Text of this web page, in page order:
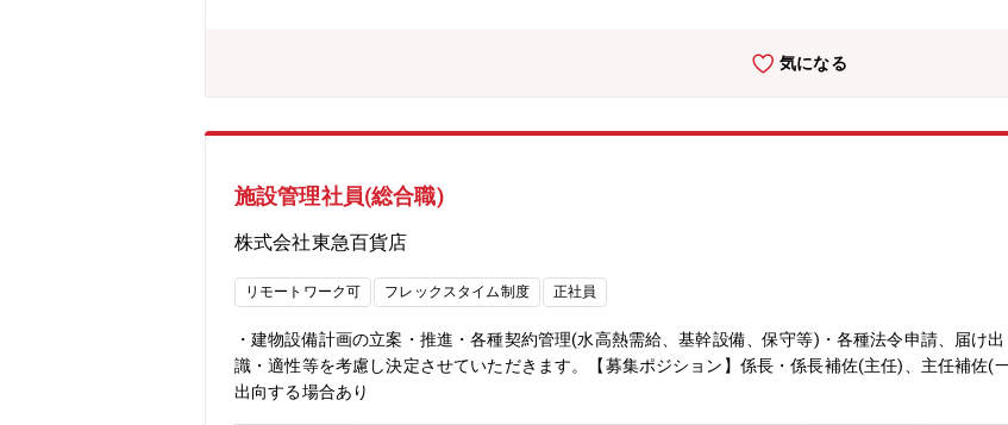
気になる
施設管理社員(総合職)
株式会社東急百貨店
リモートワーク可 フレックスタイム制度 正社員
・建物設備計画の立案・推進・各種契約管理(水高熱需給、基幹設備、保守等)・各種法令申請、届け
識・適性等を考慮し決定させていただきます。【募集ポジション】係長・係長補佐(主任)、主任補佐
出向する場合あり